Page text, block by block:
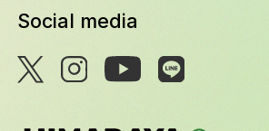
Social media